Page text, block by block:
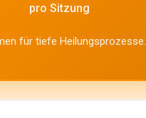
pro Sitzung
für tiefe Heilungsprozesse.